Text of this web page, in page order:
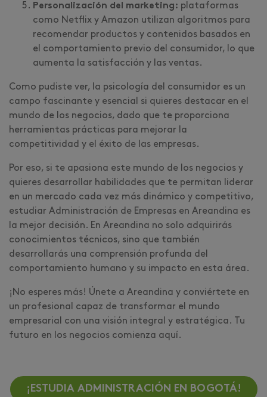
Personalización del marketing: plataformas
como Netflix y Amazon utilizan algoritmos para
recomendar productos y contenidos basados en
el comportamiento previo del consumidor, lo que
aumenta la satisfacción y las ventas.
Como pudiste ver, la psicología del consumidor es un
campo fascinante y esencial si quieres destacar en el
mundo de los negocios, dado que te proporciona
herramientas prácticas para mejorar la
competitividad y el éxito de las empresas.
Por eso, si te apasiona este mundo de los negocios y
quieres desarrollar habilidades que te permitan liderar
en un mercado cada vez más dinámico y competitivo,
estudiar Administración de Empresas en Areandina es
la mejor decisión. En Areandina no solo adquirirás
conocimientos técnicos, sino que también
desarrollarás una comprensión profunda del
comportamiento humano y su impacto en esta área.
¡No esperes más! Únete a Areandina y conviértete en
un profesional capaz de transformar el mundo
empresarial con una visión integral y estratégica. Tu
futuro en los negocios comienza aquí.
¡ESTUDIA ADMINISTRACIÓN EN BOGOTÁ!